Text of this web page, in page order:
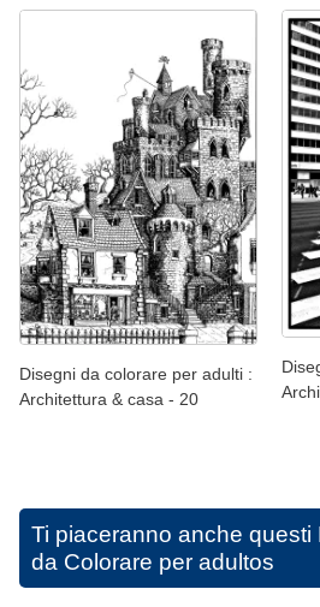
Disegni da colorare per adulti :
Architettura & casa - 20
Ti piaceranno anche questi
da Colorare per adultos